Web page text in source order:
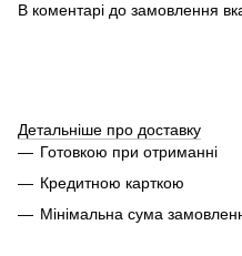
В коментарі до замовлення
Детальніше про доставку
Готовкою при отриманні
Кредитною карткою
Мінімальна сума